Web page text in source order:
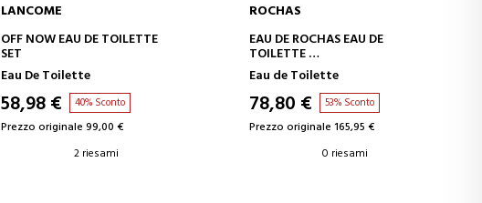
AGGIUNGI AL CARRELLO
LANCOME
OFF NOW EAU DE TOILETTE
SET
Eau De Toilette
58,98 € 40% Sconto
Prezzo originale 99,00 €
2 riesami
AGGIUNGI AL CARRELLO
ROCHAS
EAU DE ROCHAS EAU DE
TOILETTE
SET
Eau de Toilette
78,80 € 53% Sconto
Prezzo originale 165,95 €
0 riesami